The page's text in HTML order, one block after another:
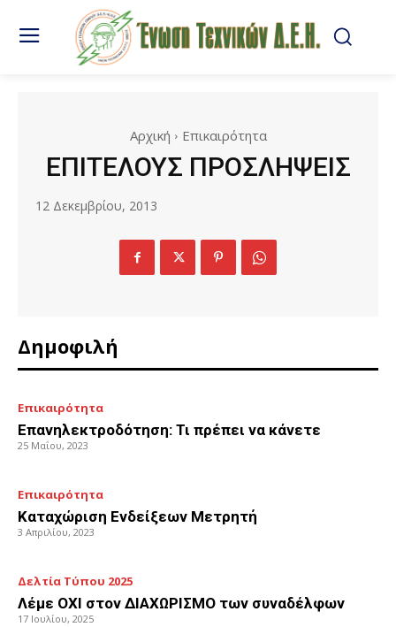
Αρχική Επικαιρότητα
ΕΠΙΤΕΛΟΥΣ ΠΡΟΣΛΗΨΕΙΣ
12 Δεκεμβρίου, 2013
Δημοφιλή
Επικαιρότητα
Επανηλεκτροδότηση: Τι πρέπει να κάνετε
25 Μαΐου, 2023
Επικαιρότητα
Καταχώριση Ενδείξεων Μετρητή
3 Απριλίου, 2023
Δελτία Τύπου 2025
Λέμε ΟΧΙ στον ΔΙΑΧΩΡΙΣΜΟ των συναδέλφων
17 Ιουλίου, 2025